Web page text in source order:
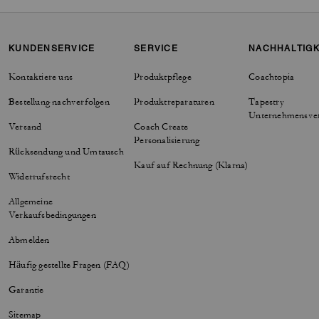
KUNDENSERVICE
Kontaktiere uns
Bestellung nachverfolgen
Versand
Rücksendung und Umtausch
Widerrufsrecht
Allgemeine
Verkaufsbedingungen
Abmelden
Häufig gestellte Fragen (FAQ)
Garantie
Sitemap
SERVICE
Produktpflege
Produktreparaturen
Coach Create
Personalisierung
Kauf auf Rechnung (Klarna)
Coachtopia
Tapestry